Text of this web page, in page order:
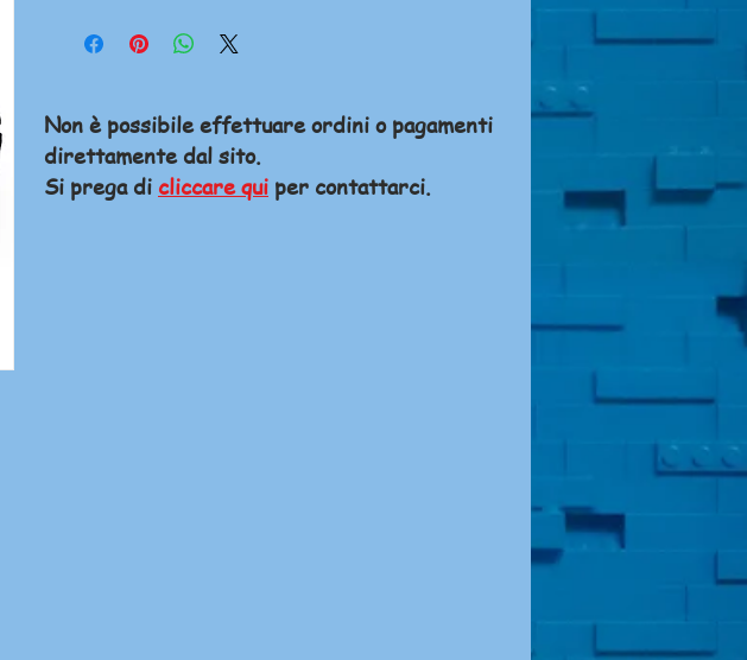
Non è possibile effettuare ordini o pagamenti
direttamente dal sito.
Si prega di cliccare qui per contattarci.